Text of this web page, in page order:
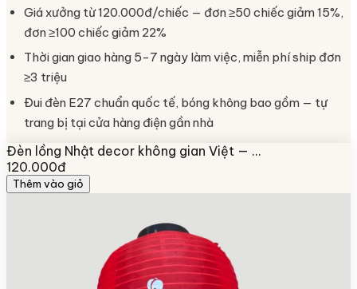
Giá xưởng từ 120.000đ/chiếc — đơn ≥50 chiếc giảm 15%,
đơn ≥100 chiếc giảm 22%
Thời gian giao hàng 5-7 ngày làm việc, miễn phí ship đơn
≥3 triệu
Đui đèn E27 chuẩn quốc tế, bóng không bao gồm — tự
trang bị tại cửa hàng điện gần nhà
Đèn lồng Nhật decor không gian Việt — …
120.000đ
Thêm vào giỏ